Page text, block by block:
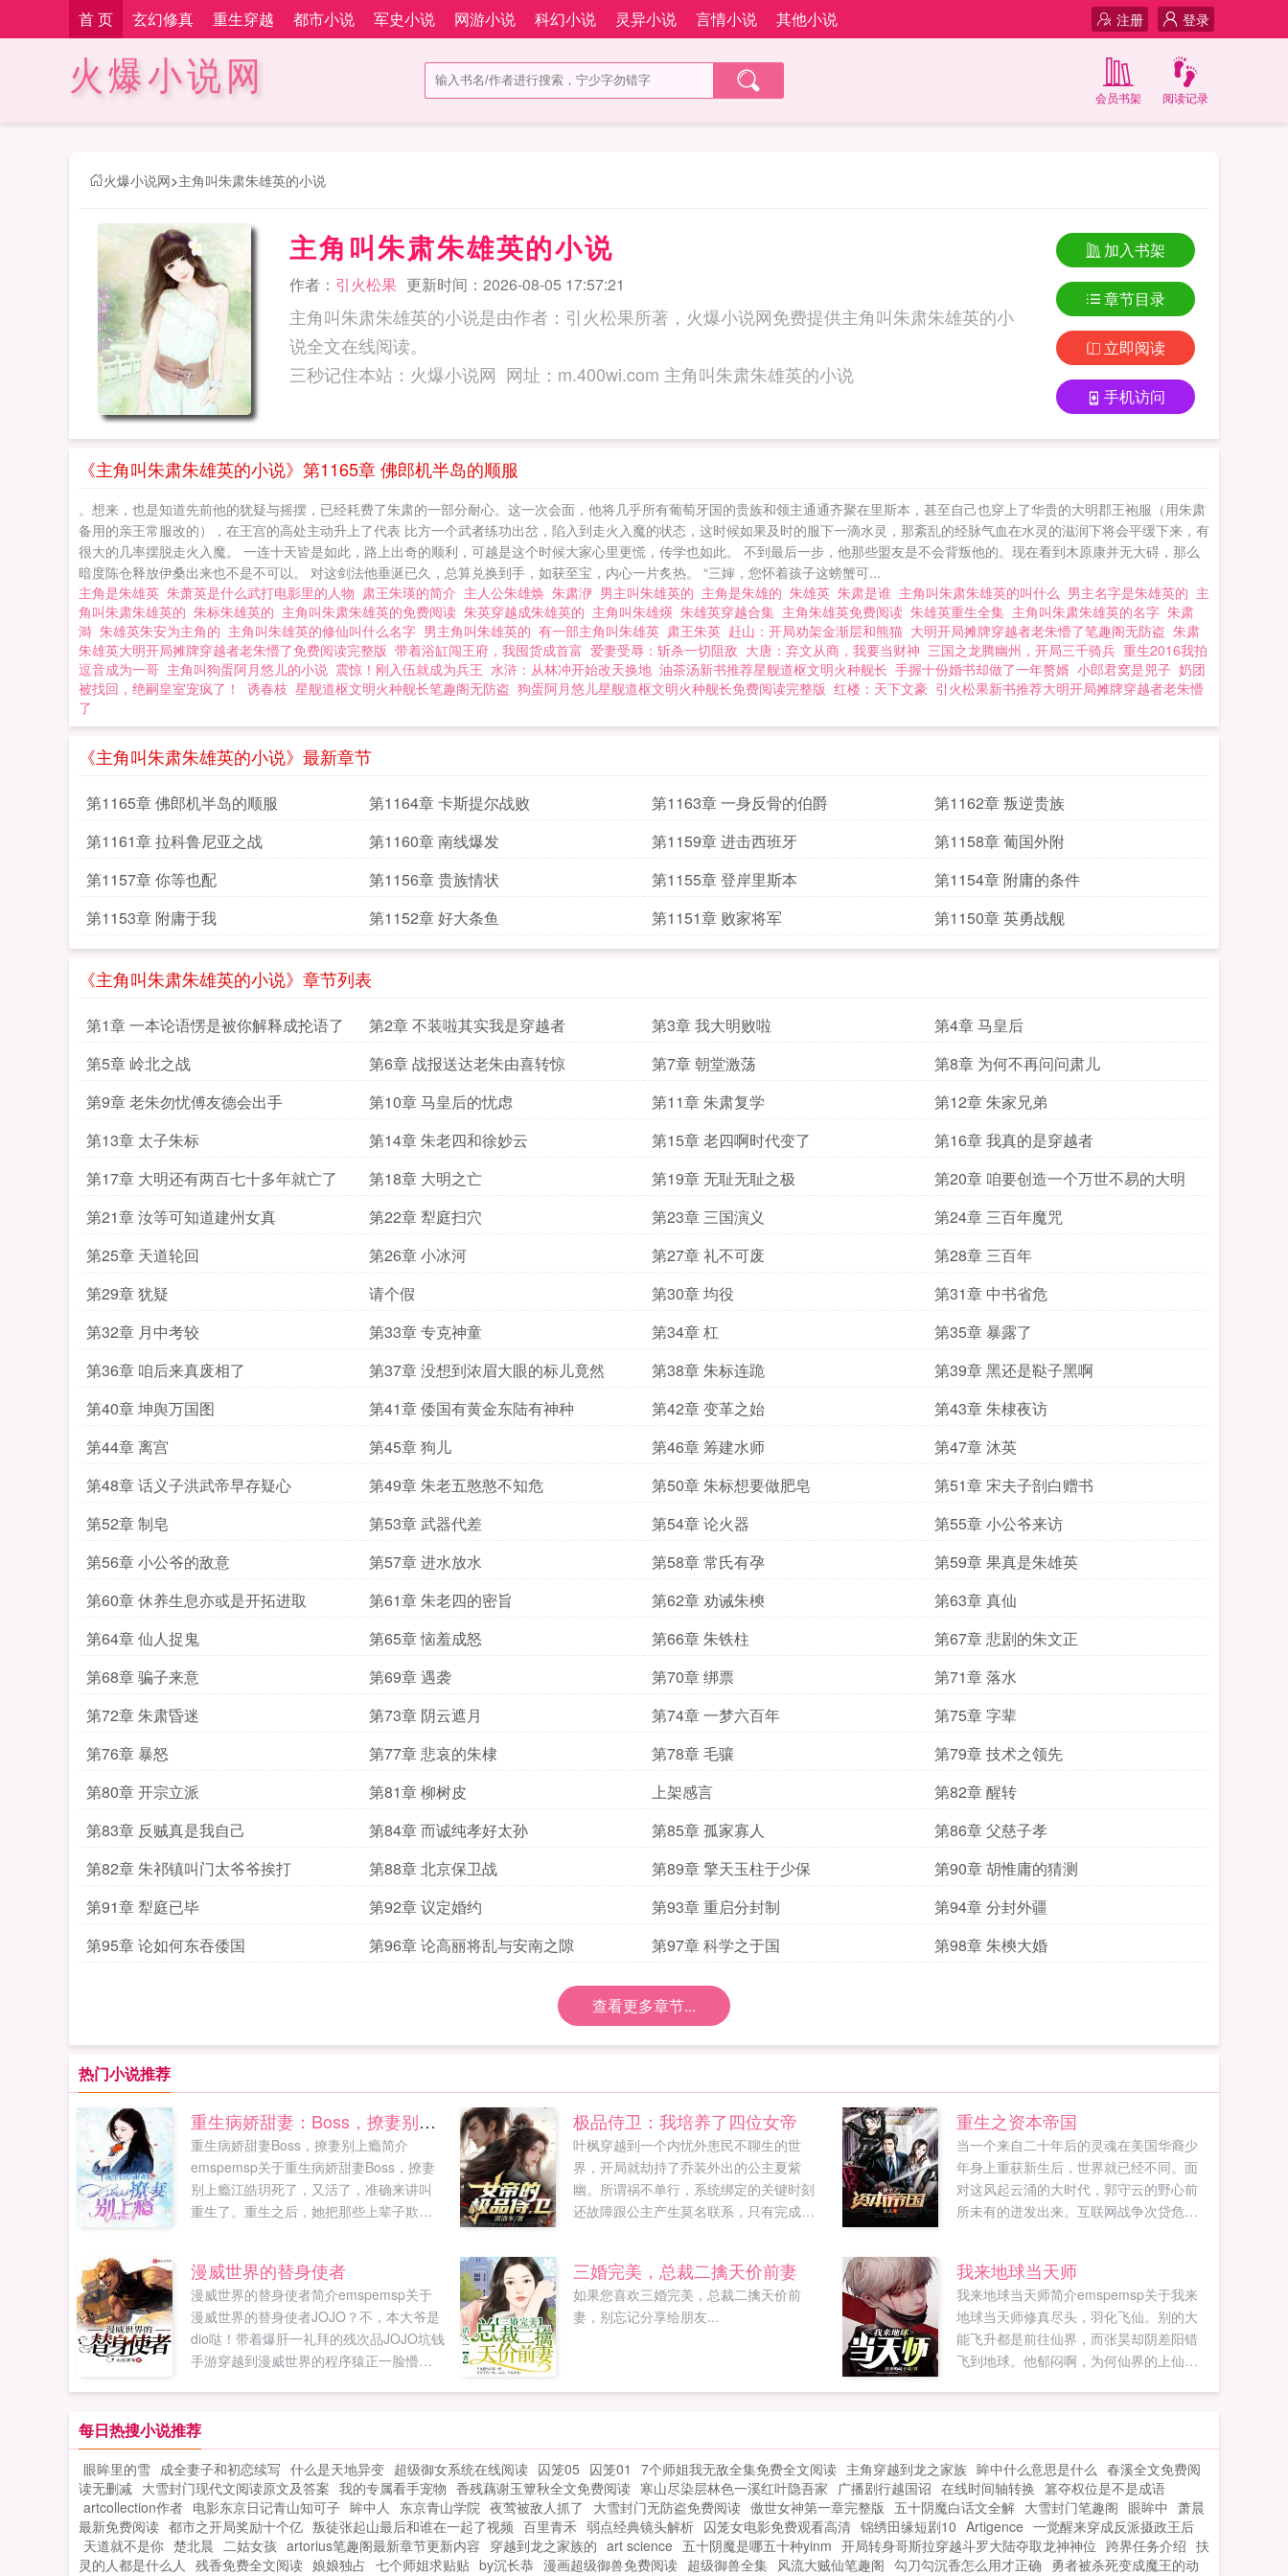
首 页 玄幻修真 重生穿越 都市小说 军史小说 网游小说 科幻小说 灵异小说 言情小说 其他小说 登录
注册
火爆小说网 阅读记录
会员书架
火爆小说网>主角叫朱肃朱雄英的小说
主角叫朱肃朱雄英的小说
作者： 引火松果 更新时间：2026-08-05 17:57:21
主角叫朱肃朱雄英的小说是由作者：引火松果所著，火爆小说网免费提供主角叫朱肃朱雄英的小
说全文在线阅读。
三秒记住本站：火爆小说网 网址：m.400wi.com 主角叫朱肃朱雄英的小说
加入书架
章节目录
立即阅读
手机访问
《主角叫朱肃朱雄英的小说》第1165章 佛郎机半岛的顺服
。想来，也是知道先前他的犹疑与摇摆，已经耗费了朱肃的一部分耐心。这一次会面，他将几乎所有葡萄牙国的贵族和领主通通齐聚在里斯本，甚至自己也穿上了华贵的大明郡王袍服（用朱肃
备用的亲王常服改的），在王宫的高处主动升上了代表 比方一个武者练功出岔，陷入到走火入魔的状态，这时候如果及时的服下一滴水灵，那紊乱的经脉气血在水灵的滋润下将会平缓下来，有
很大的几率摆脱走火入魔。 一连十天皆是如此，路上出奇的顺利，可越是这个时候大家心里更慌，传学也如此。 不到最后一步，他那些盟友是不会背叛他的。现在看到木原康并无大碍，那么
暗度陈仓释放伊桑出来也不是不可以。 对这剑法他垂涎已久，总算兑换到手，如获至宝，内心一片炙热。 “三婶，您怀着孩子这螃蟹可...
主角是朱雄英 朱萧英是什么武打电影里的人物 肃王朱瑛的简介 主人公朱雄焕 朱肃洢 男主叫朱雄英的 主角是朱雄的 朱雄英 朱肃是谁 主角叫朱肃朱雄英的叫什么 男主名字是朱雄英的 主
角叫朱肃朱雄英的 朱标朱雄英的 主角叫朱肃朱雄英的免费阅读 朱英穿越成朱雄英的 主角叫朱雄煐 朱雄英穿越合集 主角朱雄英免费阅读 朱雄英重生全集 主角叫朱肃朱雄英的名字 朱肃
溡 朱雄英朱安为主角的 主角叫朱雄英的修仙叫什么名字 男主角叫朱雄英的 有一部主角叫朱雄英 肃王朱英 赶山：开局劝架金渐层和熊猫 大明开局摊牌穿越者老朱懵了笔趣阁无防盗 朱肃
朱雄英大明开局摊牌穿越者老朱懵了免费阅读完整版 带着浴缸闯王府，我囤货成首富 爱妻受辱：斩杀一切阻敌 大唐：弃文从商，我要当财神 三国之龙腾幽州，开局三千骑兵 重生2016我拍
逗音成为一哥 主角叫狗蛋阿月悠儿的小说 震惊！刚入伍就成为兵王 水浒：从林冲开始改天换地 油茶汤新书推荐星舰道枢文明火种舰长 手握十份婚书却做了一年赘婿 小郎君窝是兕子 奶团
被找回，绝嗣皇室宠疯了！
诱春枝 星舰道枢文明火种舰长笔趣阁无防盗 狗蛋阿月悠儿星舰道枢文明火种舰长免费阅读完整版 红楼：天下文豪 引火松果新书推荐大明开局摊牌穿越者老朱懵
了
《主角叫朱肃朱雄英的小说》最新章节
第1165章 佛郎机半岛的顺服 第1164章 卡斯提尔战败 第1163章 一身反骨的伯爵
第1162章 叛逆贵族
第1161章 拉科鲁尼亚之战
第1160章 南线爆发 第1159章 进击西班牙
第1158章 葡国外附
第1157章 你等也配
第1156章 贵族情状 第1155章 登岸里斯本
第1154章 附庸的条件
第1153章 附庸于我
第1152章 好大条鱼 第1151章 败家将军 第1150章 英勇战舰
《主角叫朱肃朱雄英的小说》章节列表
第1章 一本论语愣是被你解释成抡语了 第2章 不装啦其实我是穿越者 第3章 我大明败啦
第4章 马皇后
第5章 岭北之战
第6章 战报送达老朱由喜转惊 第7章 朝堂激荡
第8章 为何不再问问肃儿
第9章 老朱勿忧傅友德会出手
第10章 马皇后的忧虑 第11章 朱肃复学
第12章 朱家兄弟
第13章 太子朱标
第14章 朱老四和徐妙云 第15章 老四啊时代变了
第16章 我真的是穿越者
第17章 大明还有两百七十多年就亡了
第18章 大明之亡 第19章 无耻无耻之极
第20章 咱要创造一个万世不易的大明
第21章 汝等可知道建州女真
第22章 犁庭扫穴 第23章 三国演义
第24章 三百年魔咒
第25章 天道轮回
第26章 小冰河 第27章 礼不可废
第28章 三百年
第29章 犹疑
请个假 第30章 均役
第31章 中书省危
第32章 月中考较
第33章 专克神童 第34章 杠
第35章 暴露了
第36章 咱后来真废相了
第37章 没想到浓眉大眼的标儿竟然 第38章 朱标连跪
第39章 黑还是鞑子黑啊
第40章 坤舆万国图
第41章 倭国有黄金东陆有神种 第42章 变革之始
第43章 朱棣夜访
第44章 离宫
第45章 狗儿 第46章 筹建水师
第47章 沐英
第48章 话义子洪武帝早存疑心
第49章 朱老五憨憨不知危 第50章 朱标想要做肥皂
第51章 宋夫子剖白赠书
第52章 制皂
第53章 武器代差 第54章 论火器
第55章 小公爷来访
第56章 小公爷的敌意
第57章 进水放水 第58章 常氏有孕
第59章 果真是朱雄英
第60章 休养生息亦或是开拓进取
第61章 朱老四的密旨 第62章 劝诫朱樉
第63章 真仙
第64章 仙人捉鬼
第65章 恼羞成怒 第66章 朱铁柱
第67章 悲剧的朱文正
第68章 骗子来意
第69章 遇袭 第70章 绑票
第71章 落水
第72章 朱肃昏迷
第73章 阴云遮月 第74章 一梦六百年
第75章 字辈
第76章 暴怒
第77章 悲哀的朱棣 第78章 毛骧
第79章 技术之领先
第80章 开宗立派
第81章 柳树皮 上架感言
第82章 醒转
第83章 反贼真是我自己
第84章 而诚纯孝好太孙 第85章 孤家寡人
第86章 父慈子孝
第82章 朱祁镇叫门太爷爷挨打
第88章 北京保卫战 第89章 擎天玉柱于少保
第90章 胡惟庸的猜测
第91章 犁庭已毕
第92章 议定婚约 第93章 重启分封制
第94章 分封外疆
第95章 论如何东吞倭国
第96章 论高丽将乱与安南之隙 第97章 科学之于国 第98章 朱樉大婚
查看更多章节...
热门小说推荐
重生病娇甜妻：Boss，撩妻别上瘾
重生病娇甜妻Boss，撩妻别上瘾简介
emspemsp关于重生病娇甜妻Boss，撩妻
别上瘾江皓玥死了，又活了，准确来讲叫
重生了。重生之后，她把那些上辈子欺负
业绩，但是你再不...
极品侍卫：我培养了四位女帝
叶枫穿越到一个内忧外患民不聊生的世
界，开局就劫持了乔装外出的公主夏紫
幽。所谓祸不单行，系统绑定的关键时刻
还故障跟公主产生莫名联系，只有完成公
厨但为了公主，我这就去做他只想当个小
侍卫，没想到意外打造了四位女帝...
重生之资本帝国
当一个来自二十年后的灵魂在美国华裔少
年身上重获新生后，世界就已经不同。面
对这风起云涌的大时代，郭守云的野心前
所未有的迸发出来。互联网战争次贷危机
漫威世界的替身使者
漫威世界的替身使者简介emspemsp关于
漫威世界的替身使者JOJO？不，本大爷是
dio哒！带着爆肝一礼拜的残次品JOJO坑钱
手游穿越到漫威世界的程序猿正一脸懵逼
漫威世界？请问离紫薯精到达战场还有多
长时间？对了，老子还有金手指！白金之
星，世界，疯狂钻石，轰炸空间，黄金体
验，绯红之王统统给我出！叮，新玩家您
好，您的第一位替身已抽取，祝您游戏愉
快。看着眼前正...
三婚完美，总裁二擒天价前妻
如果您喜欢三婚完美，总裁二擒天价前
妻，别忘记分享给朋友...
我来地球当天师
我来地球当天师简介emspemsp关于我来
地球当天师修真尽头，羽化飞仙。别的大
能飞升都是前往仙界，而张昊却阴差阳错
飞到地球。他郁闷啊，为何仙界的上仙和
每日热搜小说推荐
眼眸里的雪 成全妻子和初恋续写 什么是天地异变 超级御女系统在线阅读 囚笼05 囚笼01 7个师姐我无敌全集免费全文阅读 主角穿越到龙之家族 眸中什么意思是什么 春溪全文免费阅
读无删减 大雪封门现代文阅读原文及答案 我的专属看手宠物 香残藕谢玉簟秋全文免费阅读 寒山尽染层林色一溪红叶隐吾家 广播剧行越国诏 在线时间轴转换 篡夺权位是不是成语
artcollection作者 电影东京日记青山知可子 眸中人 东京青山学院 夜莺被敌人抓了 大雪封门无防盗免费阅读 傲世女神第一章完整版 五十阴魔白话文全解 大雪封门笔趣阁 眼眸中 萧晨
最新免费阅读 都市之开局奖励十个亿 叛徒张起山最后和谁在一起了视频 百里青禾 弱点经典镜头解析 囚笼女电影免费观看高清 锦绣田缘短剧10 Artigence 一觉醒来穿成反派摄政王后
天道就不是你 楚北晨 二姑女孩 artorius笔趣阁最新章节更新内容 穿越到龙之家族的 art science 五十阴魔是哪五十种yinm 开局转身哥斯拉穿越斗罗大陆夺取龙神神位 跨界任务介绍 扶
灵的人都是什么人 残香免费全文阅读 娘娘独占 七个师姐求贴贴 by沉长恭 漫画超级御兽免费阅读 超级御兽全集 风流大贼仙笔趣阁 勾刀勾沉香怎么用才正确 勇者被杀死变成魔王的动